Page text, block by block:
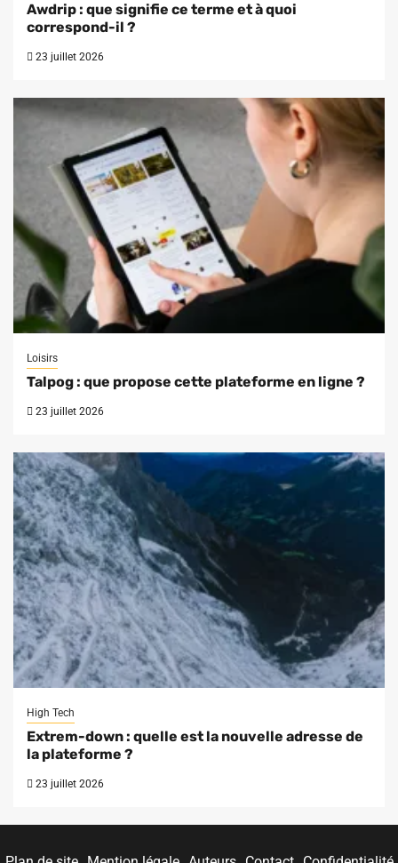
Awdrip : que signifie ce terme et à quoi
correspond-il ?
23 juillet 2026
Loisirs
Talpog : que propose cette plateforme en ligne ?
23 juillet 2026
High Tech
Extrem-down : quelle est la nouvelle adresse de
la plateforme ?
23 juillet 2026